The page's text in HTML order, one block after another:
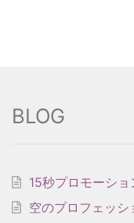
BLOG
15秒プロモーショ
空のプロフェッ